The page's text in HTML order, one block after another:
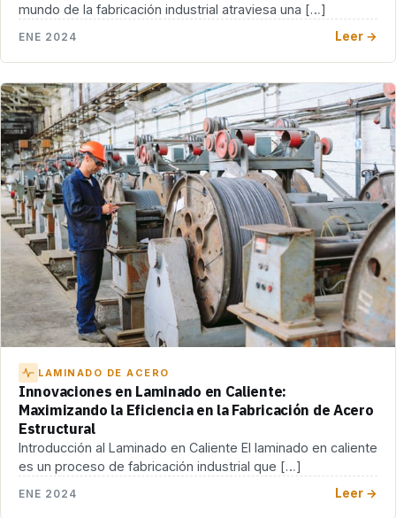
mundo de la fabricación industrial atraviesa una […]
ENE 2024 Leer →
LAMINADO DE ACERO
Innovaciones en Laminado en Caliente:
Maximizando la Eficiencia en la Fabricación de Acero
Estructural
Introducción al Laminado en Caliente El laminado en caliente
es un proceso de fabricación industrial que […]
ENE 2024 Leer →